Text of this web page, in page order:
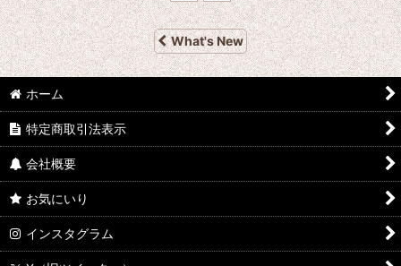
What's New
ホーム
特定商取引法表示
会社概要
お気にいり
インスタグラム